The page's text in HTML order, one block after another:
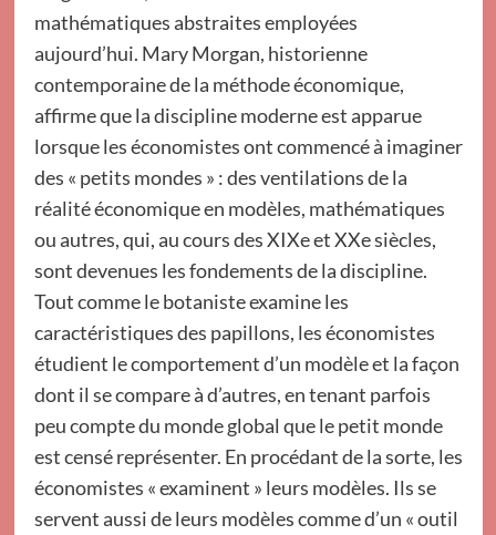
mathématiques abstraites employées
aujourd’hui. Mary Morgan, historienne
contemporaine de la méthode économique,
affirme que la discipline moderne est apparue
lorsque les économistes ont commencé à imaginer
des « petits mondes » : des ventilations de la
réalité économique en modèles, mathématiques
ou autres, qui, au cours des XIXe et XXe siècles,
sont devenues les fondements de la discipline.
Tout comme le botaniste examine les
caractéristiques des papillons, les économistes
étudient le comportement d’un modèle et la façon
dont il se compare à d’autres, en tenant parfois
peu compte du monde global que le petit monde
est censé représenter. En procédant de la sorte, les
économistes « examinent » leurs modèles. Ils se
servent aussi de leurs modèles comme d’un « outil